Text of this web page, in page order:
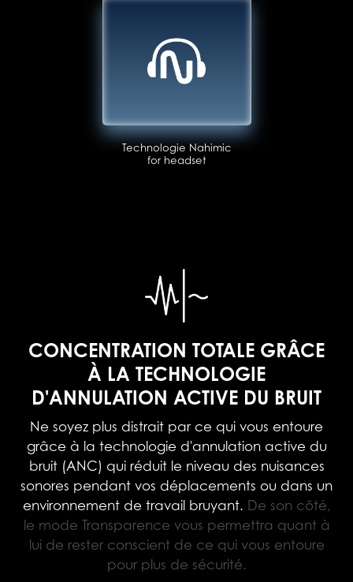
Technologie Nahimic
for headset
CONCENTRATION TOTALE GRÂCE
À LA TECHNOLOGIE
D'ANNULATION ACTIVE DU BRUIT
Ne soyez plus distrait par ce qui vous entoure
grâce à la technologie d'annulation active du
bruit (ANC) qui réduit le niveau des nuisances
sonores pendant vos déplacements ou dans un
environnement de travail bruyant. De son côté,
le mode Transparence vous permettra quant à
lui de rester conscient de ce qui vous entoure
pour plus de sécurité.